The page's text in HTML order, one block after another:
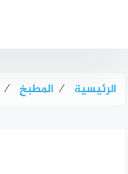
الرئيسية ⁄ المطبخ ⁄